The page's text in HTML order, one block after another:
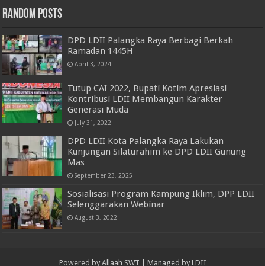
Random Posts
DPD LDII Palangka Raya Berbagi Berkah
Ramadan 1445H
April 3, 2024
Tutup CAI 2022, Bupati Kotim Apresiasi
Kontribusi LDII Membangun Karakter
Generasi Muda
July 31, 2022
DPD LDII Kota Palangka Raya Lakukan
Kunjungan Silaturahim ke DPD LDII Gunung
Mas
September 23, 2025
Sosialisasi Program Kampung Iklim, DPP LDII
Selenggarakan Webinar
August 3, 2022
Powered by Allaah SWT | Managed by LDII